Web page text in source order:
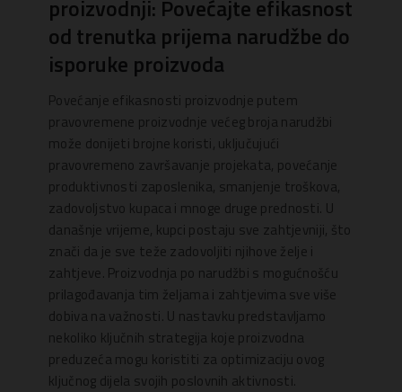
proizvodnji: Povećajte efikasnost
od trenutka prijema narudžbe do
isporuke proizvoda
Povećanje efikasnosti proizvodnje putem
pravovremene proizvodnje većeg broja narudžbi
može donijeti brojne koristi, uključujući
pravovremeno završavanje projekata, povećanje
produktivnosti zaposlenika, smanjenje troškova,
zadovoljstvo kupaca i mnoge druge prednosti. U
današnje vrijeme, kupci postaju sve zahtjevniji, što
znači da je sve teže zadovoljiti njihove želje i
zahtjeve. Proizvodnja po narudžbi s mogućnošću
prilagođavanja tim željama i zahtjevima sve više
dobiva na važnosti. U nastavku predstavljamo
nekoliko ključnih strategija koje proizvodna
preduzeća mogu koristiti za optimizaciju ovog
ključnog dijela svojih poslovnih aktivnosti.